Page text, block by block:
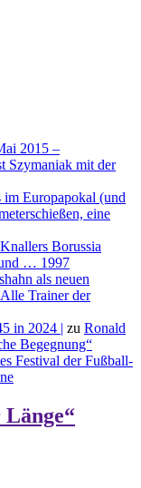
2015 –
Szymaniak mit der
im Europapokal (und
eine
Borussia
… 1997
als neuen
Alle Trainer der
in 2024 | zu Ronald
Begegnung“
Festival der Fußball-